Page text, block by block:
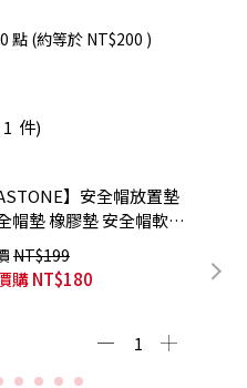
點 (約等於 NT$200 )
1 件)
ASTONE】安全帽放置墊
帽墊 橡膠墊 安全帽軟墊
墊 防滑墊
NT$199
購NT$180